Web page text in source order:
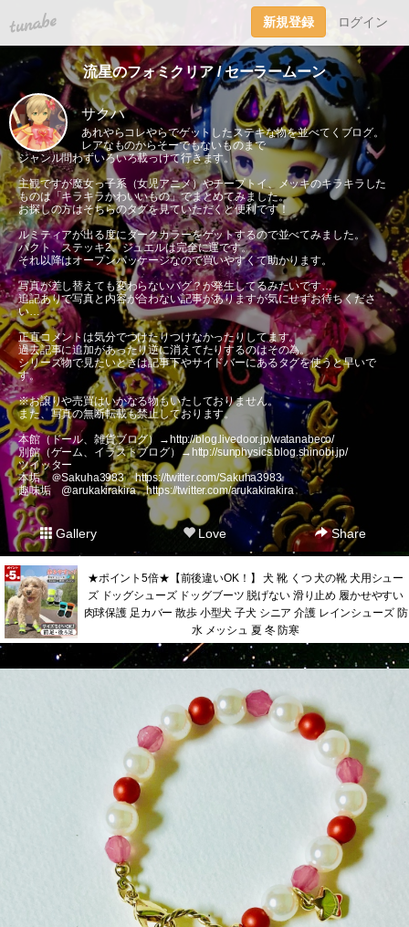
tuna.be 新規登録 ログイン
流星のフォミクリア / セーラームーン
サクハ
あれやらコレやらでゲットしたステキな物を並べてくブログ。
レアなものからそーでもないものまで
ジャンル問わずいろいろ載っけて行きます。
主観ですが魔女っ子系（女児アニメ）やチープトイ、メッキのキラキラした
ものは「キラキラかわいいもの」でまとめてみました。
お探しの方はそちらのタグを見ていただくと便利です！
ルミティアが出る度にダークカラーをゲットするので並べてみました。
パクト、ステッキ2、ジュエルは完全に運です。
それ以降はオープンパッケージなので買いやすくて助かります。
写真が差し替えても変わらないバグ？が発生してるみたいです…
追記ありで写真と内容が合わない記事がありますが気にせずお待ちくださ
い…
正直コメントは気分でつけたりつけなかったりしてます。
過去記事に追加があったり逆に消えてたりするのはその為。
シリーズ物で見たいときは記事下やサイドバーにあるタグを使うと早いで
す。
※お譲りや売買はいかなる物もいたしておりません。
また、写真の無断転載も禁止しております。
本館（ドール、雑貨ブログ）→ http://blog.livedoor.jp/watanabeco/
別館（ゲーム、イラストブログ）→ http://sunphysics.blog.shinobi.jp/
ツイッター
本垢 ＠Sakuha3983https://twitter.com/Sakuha3983
趣味垢 @arukakirakirahttps://twitter.com/arukakirakira
Gallery Love Share
★ポイント5倍★【前後違いOK！】 犬 靴 くつ 犬の靴 犬用シュー
ズ ドッグシューズ ドッグブーツ 脱げない 滑り止め 履かせやすい
肉球保護 足カバー 散歩 小型犬 子犬 シニア 介護 レインシューズ 防
水 メッシュ 夏 冬 防寒